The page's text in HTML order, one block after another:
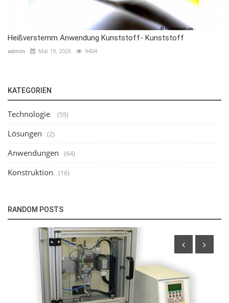
Heißverstemm Anwendung Kunststoff- Kunststoff
admin Mai 19, 2026 9404
KATEGORIEN
Technologie (55)
Lösungen (2)
Anwendungen (64)
Konstruktion (16)
RANDOM POSTS